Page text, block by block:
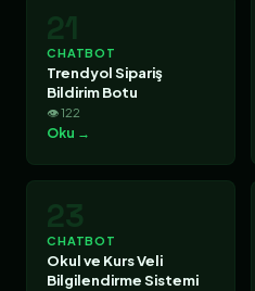
21
CHATBOT
Trendyol Sipariş
Bildirim Botu
👁 122
Oku →
23
CHATBOT
Okul ve Kurs Veli
Bilgilendirme Sistemi